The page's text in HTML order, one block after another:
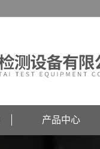
产品中心